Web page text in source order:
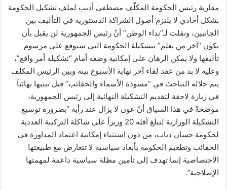
مقاربة رئيس الحكومة المكلّف مصطفى أديب لملف تشكيل الحكومة
بشكل أحادي لا يلتزم أصول الشراكة الدستورية في التأليف بين
الجانبين، ونقلت لـ”نداء الوطن” أنّ رئيس الجمهورية لن يقبل بأن
يكون “آخر من يعلم” بتشكيلة الحكومة التي سيوقع على مرسوم
تأليفها ولا يمكن الرهان على إمكانية وضعه أمام “تشكيلة أمر واقع”،
وعليه لا بد من عقد لقاء آخر نهاية الأسبوع بينه وبين الرئيس المكلف
يتم خلاله التباحث في “مسودة الأسماء والحقائب” قبل تبنيها نهائياً
في زيارة لاحقة لتقديم التشكيلة النهائية إلى رئيس الجمهورية،
موضحةً في هذا السياق أنّ عون لا يزال عند رأيه “بضرورة توسيع
التشكيلة الوزارية لتبلغ أقله 20 وزيراً على شاكلة التركيبة العددية
لحكومة حسان دياب، من دون استثناء إمكانية اعتماد المداورة في
الحقائب وتطعيم الحكومة بأبعاد سياسية لا تتعارض مع طبيعتها
الاختصاصية إنما تهدف إلى تأمين مظلة سياسية داعمة لمهمتها
الإصلاحية”.